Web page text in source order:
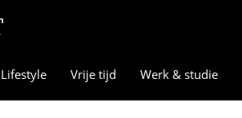
Lifestyle Vrije tijd Werk & studie